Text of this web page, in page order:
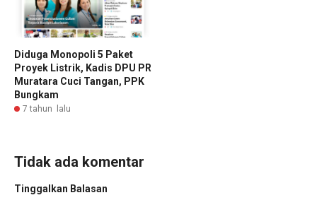
Diduga Monopoli 5 Paket
Proyek Listrik, Kadis DPU PR
Muratara Cuci Tangan, PPK
Bungkam
7 tahun lalu
Tidak ada komentar
Tinggalkan Balasan